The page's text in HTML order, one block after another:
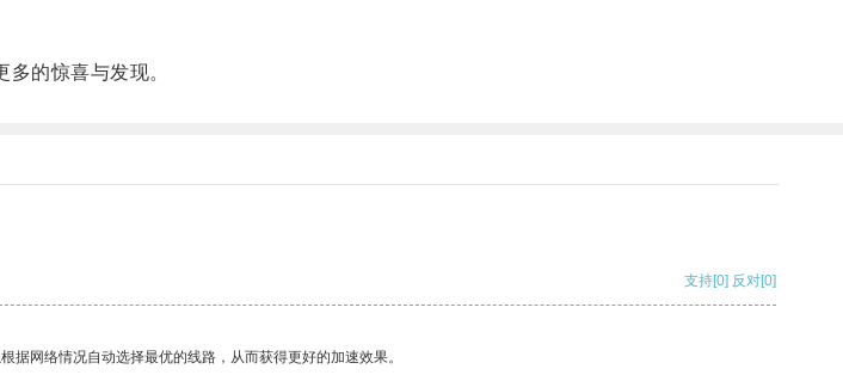
的惊喜与发现。
支持[0] 反对[0]
网络情况自动选择最优的线路，从而获得更好的加速效果。